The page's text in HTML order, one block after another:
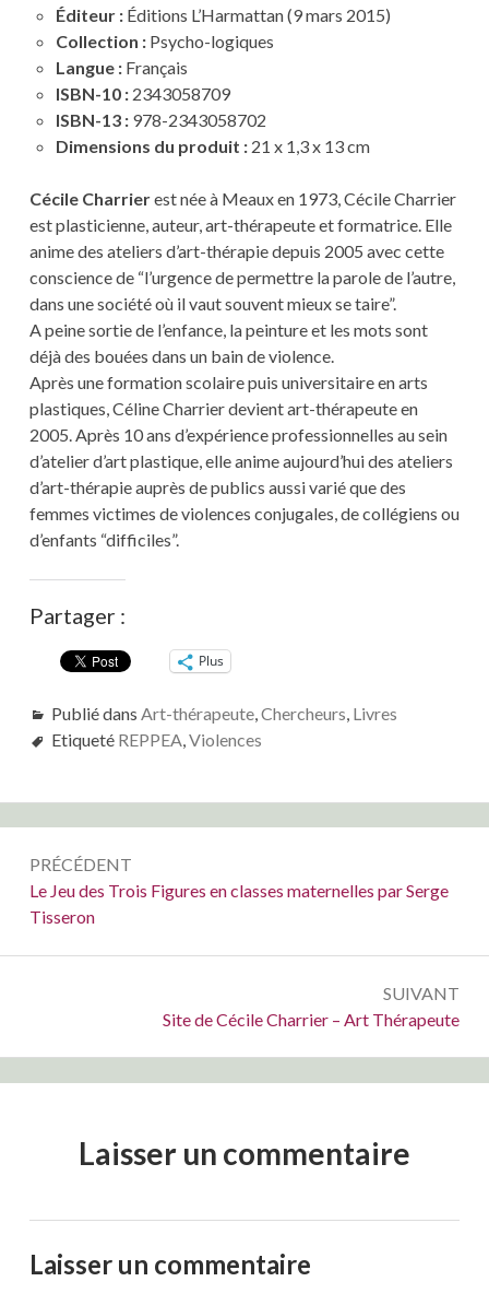
Éditeur :Éditions L’Harmattan (9 mars 2015)
Collection :Psycho-logiques
Langue :Français
ISBN-10 :2343058709
ISBN-13 :978-2343058702
Dimensions du produit : 21 x 1,3 x 13 cm
Cécile Charrierest née à Meaux en 1973, Cécile Charrier
est plasticienne, auteur, art-thérapeute et formatrice. Elle
anime des ateliers d’art-thérapie depuis 2005 avec cette
conscience de “l’urgence de permettre la parole de l’autre,
dans une société où il vaut souvent mieux se taire”.
A peine sortie de l’enfance, la peinture et les mots sont
déjà des bouées dans un bain de violence.
Après une formation scolaire puis universitaire en arts
plastiques, Céline Charrier devient art-thérapeute en
2005. Après 10 ans d’expérience professionnelles au sein
d’atelier d’art plastique, elle anime aujourd’hui des ateliers
d’art-thérapie auprès de publics aussi varié que des
femmes victimes de violences conjugales, de collégiens ou
d’enfants “difficiles”.
Partager :
Plus
Publié dans Art-thérapeute, Chercheurs Livres
Etiqueté REPPEA Violences
Navigation
de
l’article
PRÉCÉDENT
Précédent :
Le Jeu des Trois Figures en classes maternelles par Serge
Tisseron
SUIVANT
Suivant :
Site de Cécile Charrier – Art Thérapeute
Laisser un commentaire
Laisser un commentaire